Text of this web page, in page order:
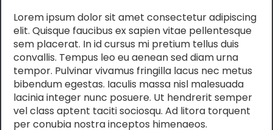
Lorem ipsum dolor sit amet consectetur adipiscing
elit. Quisque faucibus ex sapien vitae pellentesque
sem placerat. In id cursus mi pretium tellus duis
convallis. Tempus leo eu aenean sed diam urna
tempor. Pulvinar vivamus fringilla lacus nec metus
bibendum egestas. Iaculis massa nisl malesuada
lacinia integer nunc posuere. Ut hendrerit semper
vel class aptent taciti sociosqu. Ad litora torquent
per conubia nostra inceptos himenaeos.